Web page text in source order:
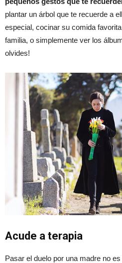
plantar un árbol que te recuerde a
especial, cocinar su comida
familia, o simplemente ver los
olvides!
Acude a terapia
Pasar el duelo por una madre no